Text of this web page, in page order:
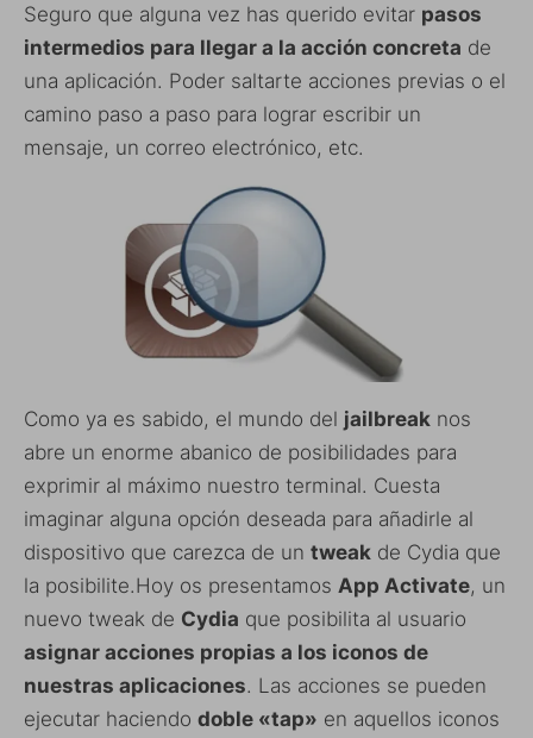
Seguro que alguna vez has querido evitar pasos
intermedios para llegar a la acción concreta de
una aplicación. Poder saltarte acciones previas o el
camino paso a paso para lograr escribir un
mensaje, un correo electrónico, etc.
Como ya es sabido, el mundo del jailbreak nos
abre un enorme abanico de posibilidades para
exprimir al máximo nuestro terminal. Cuesta
imaginar alguna opción deseada para añadirle al
dispositivo que carezca de un tweak de Cydia que
la posibilite.Hoy os presentamos App Activate, un
nuevo tweak de Cydia que posibilita al usuario
asignar acciones propias a los iconos de
nuestras aplicaciones. Las acciones se pueden
ejecutar haciendo doble «tap» en aquellos iconos